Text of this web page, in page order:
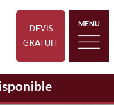
DEVIS
GRATUIT
MENU